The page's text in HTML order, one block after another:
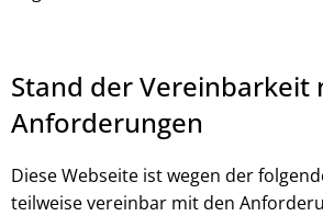
Stand der Vereinbarkeit
Anforderungen
Diese Webseite ist wegen der
teilweise vereinbar mit den